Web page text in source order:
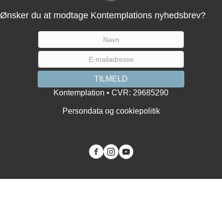
Ønsker du at modtage Kontemplations nyhedsbrev?
Kontemplation • CVR: 29685290
Persondata og cookiepolitik
You tube